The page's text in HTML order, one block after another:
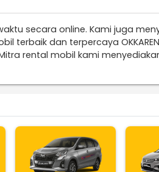
secara online. Kami juga
terbaik dan terpercaya
rental mobil kami